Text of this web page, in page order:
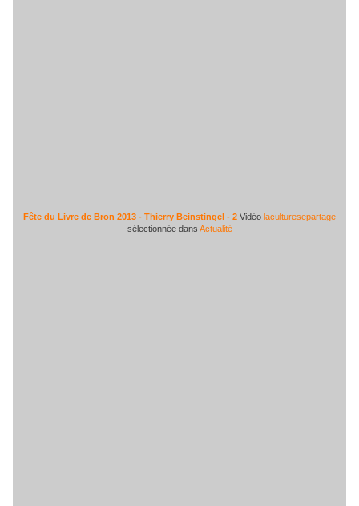
Fête du Livre de Bron 2013 - Thierry Beinstingel - 2 Vidéo laculturesepartage
sélectionnée dans Actualité